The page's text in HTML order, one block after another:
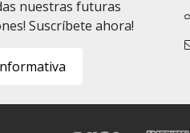
nuestras futuras
Suscríbete ahora!